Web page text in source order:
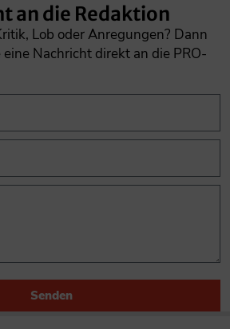
an die Redaktion
Lob oder Anregungen? Dann
Nachricht direkt an die PRO-
Senden